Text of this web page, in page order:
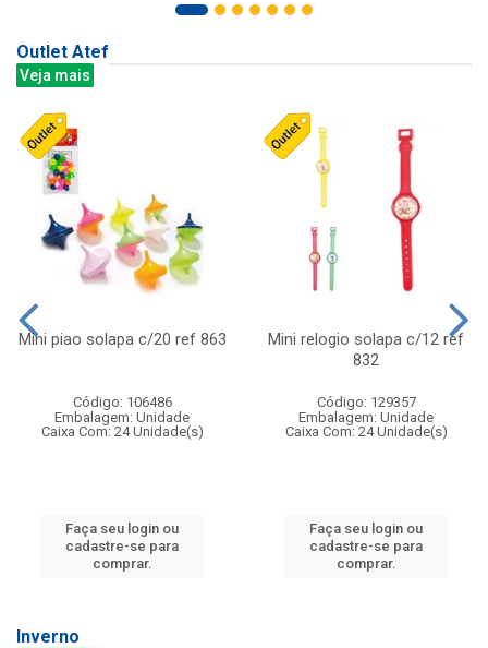
Outlet Atef
Veja mais
Mini piao solapa c/20 ref 863
Código: 106486
Embalagem: Unidade
Caixa Com: 24 Unidade(s)
Faça seu login ou
cadastre-se para
comprar.
Mini relogio solapa c/12 ref
832
Código: 129357
Embalagem: Unidade
Caixa Com: 24 Unidade(s)
Faça seu login ou
cadastre-se para
comprar.
Inverno